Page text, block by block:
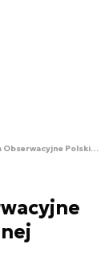
Otwarto Centrum Obserwacyjne Polskiej Agencji Kosmicznej